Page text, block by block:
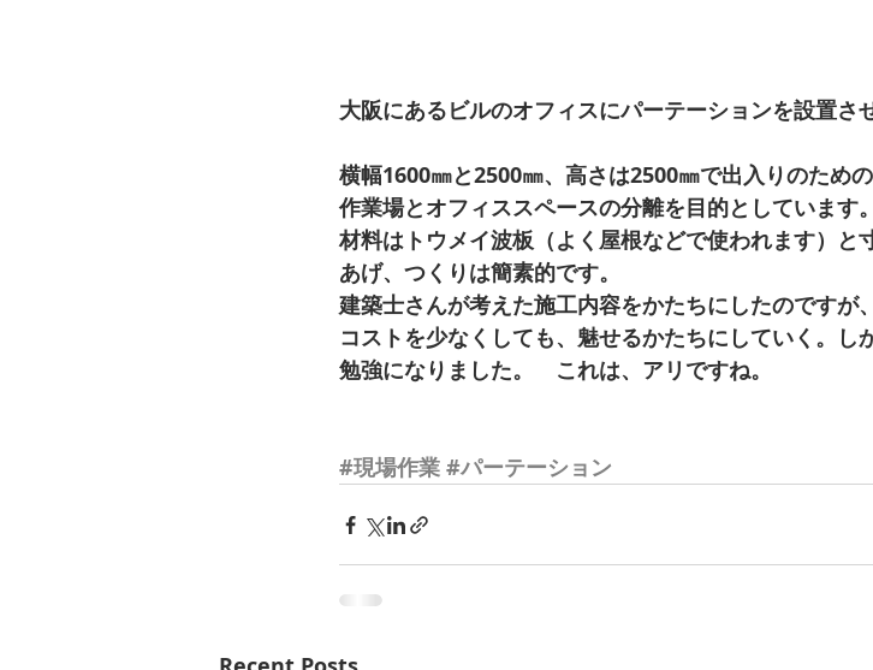
大阪にあるビルのオフィスにパーテーションを設置さ
横幅1600㎜と2500㎜、高さは2500㎜で出入りのため
作業場とオフィススペースの分離を目的としています。
材料はトウメイ波板（よく屋根などで使われます）と
あげ、つくりは簡素的です。
建築士さんが考えた施工内容をかたちにしたのですが
コストを少なくしても、魅せるかたちにしていく。し
勉強になりました。　これは、アリですね。
#現場作業 #パーテーション